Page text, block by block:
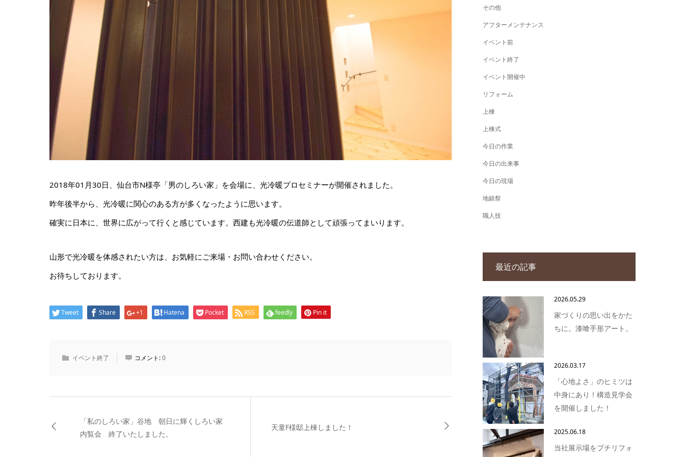
2018年01月30日、仙台市N様亭「男のしろい家」を会場に、光冷暖プロセミナーが開催されました。
昨年後半から、光冷暖に関心のある方が多くなったように思います。
確実に日本に、世界に広がって行くと感じています。西建も光冷暖の伝道師として頑張ってまいります。
山形で光冷暖を体感されたい方は、お気軽にご来場・お問い合わせください。
お待ちしております。
Tweet Share +1 Hatena Pocket RSS feedly Pin it
イベント終了 コメント:0
「私のしろい家」谷地 朝日に輝くしろい家
内覧会 終了いたしました。
天童F様邸上棟しました！
その他
アフターメンテナンス
イベント前
イベント終了
イベント開催中
リフォーム
上棟
上棟式
今日の作業
今日の出来事
今日の現場
地鎮祭
職人技
最近の記事
2026.05.29
家づくりの思い出をかた
ちに。漆喰手形アート。
2026.03.17
「心地よさ」のヒミツは
中身にあり！構造見学会
を開催しました！
2025.06.18
当社展示場をプチリフォ